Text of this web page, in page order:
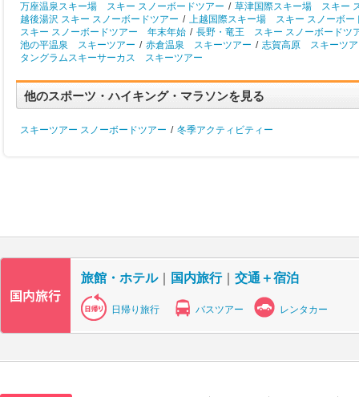
万座温泉スキー場 スキー スノーボードツアー / 草津国際スキー場 スキー
越後湯沢 スキー スノーボードツアー / 上越国際スキー場 スキー スノーボー
スキー スノーボードツアー 年末年始 / 長野・竜王 スキー スノーボードツ
池の平温泉 スキーツアー / 赤倉温泉 スキーツアー / 志賀高原 スキーツ
タングラムスキーサーカス スキーツアー
他のスポーツ・ハイキング・マラソンを見る
スキーツアー スノーボードツアー / 冬季アクティビティー
旅館・ホテル｜ 国内旅行｜ 交通＋宿泊
日帰り旅行 バスツアー レンタカー